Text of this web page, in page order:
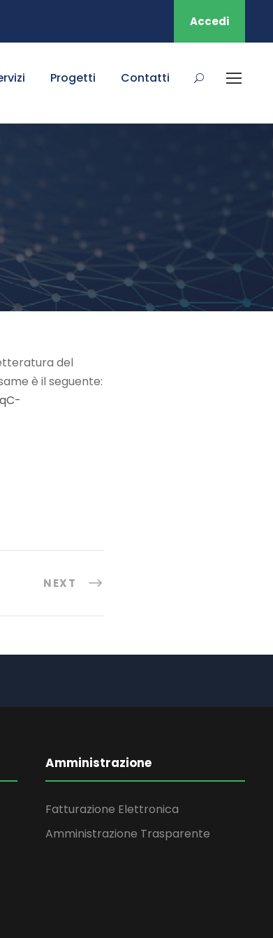
Accedi
Progetti Contatti
del
è il seguente:
NEXT
Amministrazione
Fatturazione Elettronica
Amministrazione Trasparente